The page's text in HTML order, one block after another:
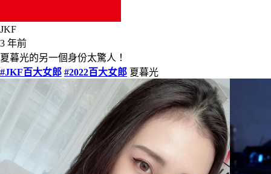
JKF
3 年前
夏暮光的另一個身份太驚人！
#JKF百大女郎 #2022百大女郎 夏暮光